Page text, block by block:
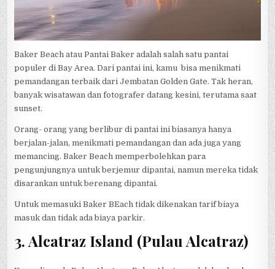
Baker Beach atau Pantai Baker adalah salah satu pantai
populer di Bay Area. Dari pantai ini, kamu bisa menikmati
pemandangan terbaik dari Jembatan Golden Gate. Tak heran,
banyak wisatawan dan fotografer datang kesini, terutama saat
sunset.
Orang- orang yang berlibur di pantai ini biasanya hanya
berjalan-jalan, menikmati pemandangan dan ada juga yang
memancing. Baker Beach memperbolehkan para
pengunjungnya untuk berjemur dipantai, namun mereka tidak
disarankan untuk berenang dipantai.
Untuk memasuki Baker BEach tidak dikenakan tarif biaya
masuk dan tidak ada biaya parkir.
3. Alcatraz Island (Pulau Alcatraz)